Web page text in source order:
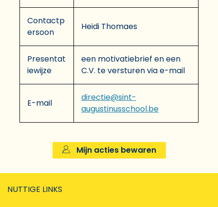
Contactp
ersoon
Heidi Thomaes
Presentat
iewijze
een motivatiebrief en een
C.V. te versturen via e-mail
E-mail
directie@sint-
augustinusschool.be
Mijn acties bewaren
NUTTIGE LINKS